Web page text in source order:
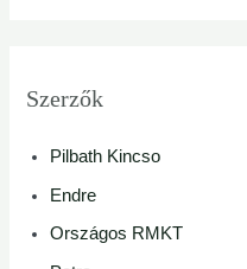
Szerzők
Pilbath Kincso
Endre
Országos RMKT